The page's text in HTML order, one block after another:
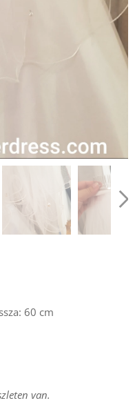
60 cm
van.